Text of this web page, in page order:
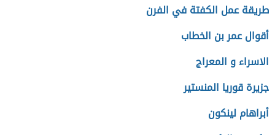
طريقة عمل الكفتة في الفرن
أقوال عمر بن الخطاب
الاسراء و المعراج
جزيرة قوريا المنستير
أبراهام لينكون